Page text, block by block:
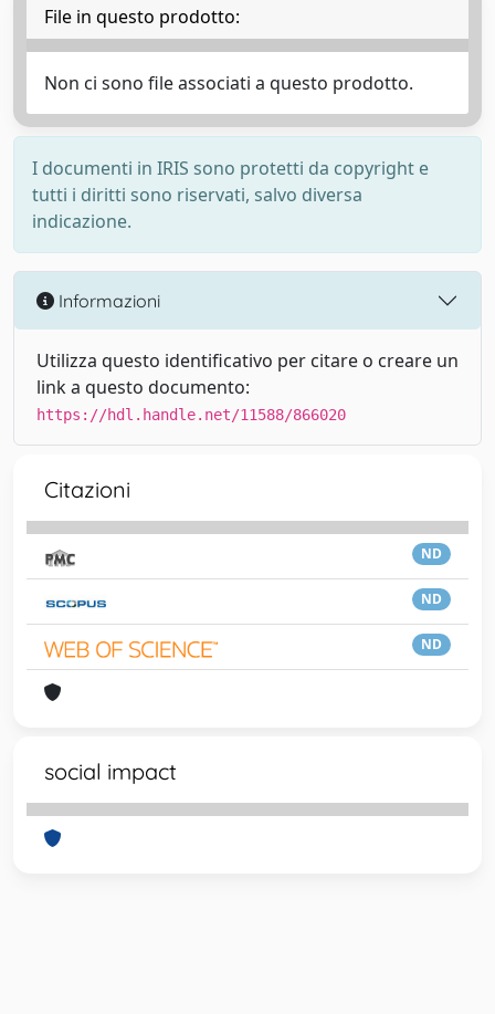
File in questo prodotto:
Non ci sono file associati a questo prodotto.
I documenti in IRIS sono protetti da copyright e
tutti i diritti sono riservati, salvo diversa
indicazione.
Informazioni
Utilizza questo identificativo per citare o creare un
link a questo documento:
https://hdl.handle.net/11588/866020
Citazioni
ND
ND
ND
social impact